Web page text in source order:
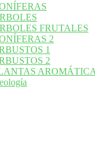
FRUTALES
2
1
2